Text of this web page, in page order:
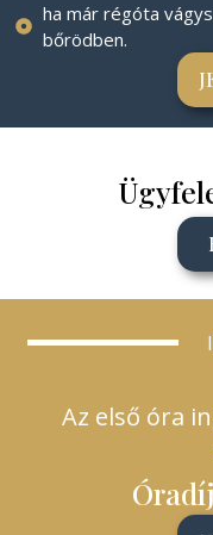
ha már régóta
bőrödben.
Az első óra